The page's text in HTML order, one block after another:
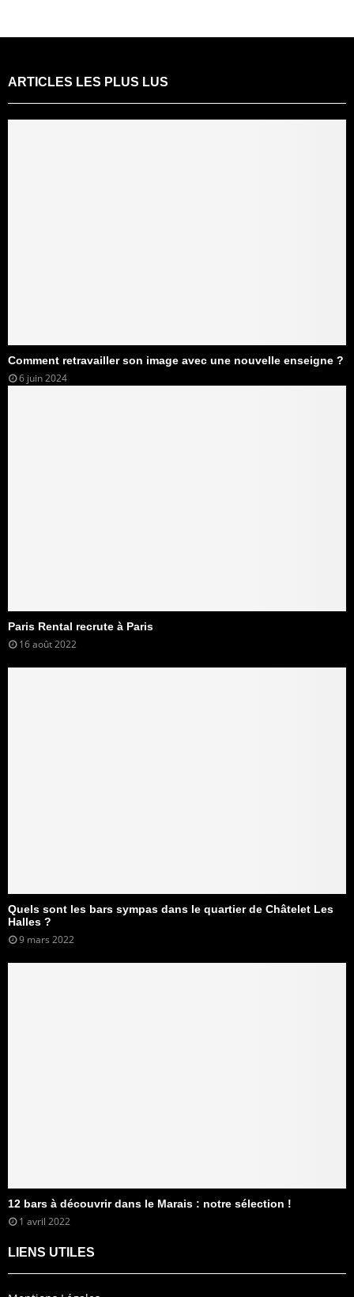
ARTICLES LES PLUS LUS
Comment retravailler son image avec une nouvelle enseigne ?
6 juin 2024
Paris Rental recrute à Paris
16 août 2022
Quels sont les bars sympas dans le quartier de Châtelet Les
Halles ?
9 mars 2022
12 bars à découvrir dans le Marais : notre sélection !
1 avril 2022
LIENS UTILES